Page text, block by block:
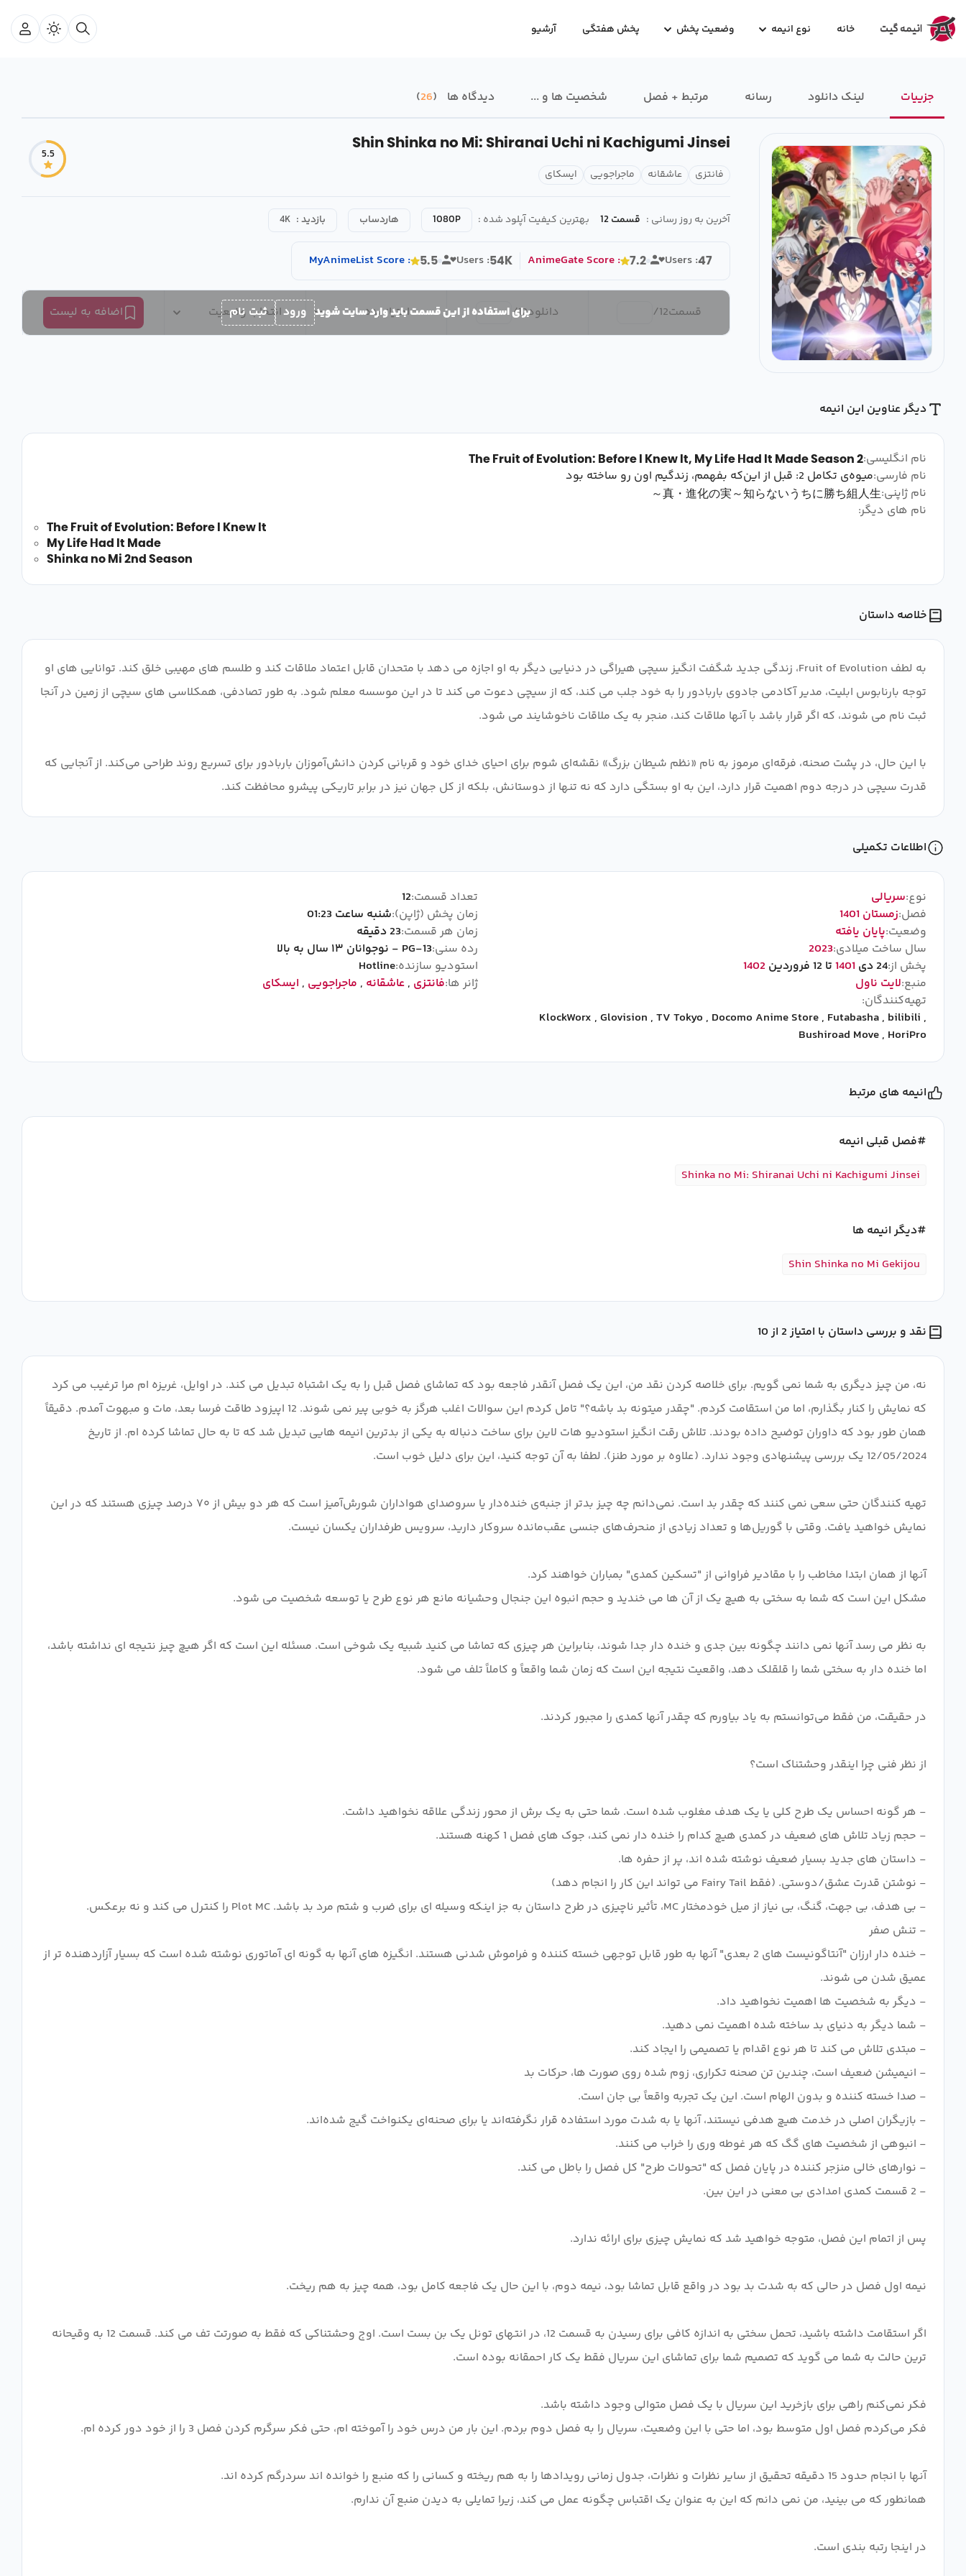
خانه نوع انیمه وضعیت پخش پخش هفتگی آرشیو
جزییات لینک دانلود رسانه‌ مرتبط + فصل شخصیت ها و ... دیدگاه ها 26
Shin Shinka no Mi: Shiranai Uchi ni Kachigumi Jinsei
فانتزی عاشقانه ماجراجویی ایسکای
5.5
آخرین به روز رسانی : قسمت 12 بهترین کیفیت آپلود شده : 1080P هاردساب بازدید : 4K
MyAnimeListScore : 5.5 Users :54K AnimeGateScore : 7.2 Users :47
قسمت12
/ دانلود12
/ امتیاز بده انتخاب وضعیت اضافه به لیست برای استفاده از این قسمت باید وارد سایت شوید ورود ثبت نام
دیگر عناوین این انیمه
نام انگلیسی:The Fruit of Evolution: Before I Knew It, My Life Had It Made Season 2
نام فارسی:میوه‌ی تکامل 2: قبل از این‌که بفهمم، زندگیم اون رو ساخته بود
نام ژاپنی:真・進化の実～知らないうちに勝ち組人生～
نام های دیگر:
The Fruit of Evolution: Before I Knew It
My Life Had It Made
Shinka no Mi 2nd Season
خلاصه داستان
به لطف Fruit of Evolution، زندگی جدید شگفت انگیز سیچی هیراگی در دنیایی دیگر به او اجازه می دهد با متحدان قابل اعتماد ملاقات کند و طلسم های مهیبی خلق کند. توانایی های او
توجه بارنابوس ابلیت، مدیر آکادمی جادوی باربادور را به خود جلب می کند، که از سیچی دعوت می کند تا در این موسسه معلم شود. به طور تصادفی، همکلاسی های سیچی از زمین در آنجا
با این حال، در پشت صحنه، فرقه‌ای مرموز به نام «نظم شیطان بزرگ» نقشه‌ای شوم برای احیای خدای خود و قربانی کردن دانش‌آموزان باربادور برای تسریع روند طراحی می‌کند. از آنجایی که
قدرت سیچی در درجه دوم اهمیت قرار دارد، این به او بستگی دارد که نه تنها از دوستانش، بلکه از کل جهان نیز در برابر تاریکی پیشرو محافظت کند.
اطلاعات تکمیلی
نوع:سریالی
فصل:زمستان 1401
وضعیت:پایان یافته
سال ساخت میلادی:2023
پخش از:24 دی 1401 تا 12 فروردین
1402
منبع:لایت ناول
تهیه‌کنندگان:
KlockWorx , Glovision , TV Tokyo , Docomo Anime Store , Futabasha , bilibili ,
Bushiroad Move , HoriPro
تعداد قسمت:12
زمان پخش (ژاپن):شنبه ساعت 01:23
زمان هر قسمت:23 دقیقه
رده سنی:PG-13 - نوجوانان ۱۳ سال به بالا
استودیو سازنده:Hotline
ژانر ها:فانتزی ,عاشقانه , ماجراجویی , ایسکای
انیمه های مرتبط
فصل قبلی انیمه
Shinka no Mi: Shiranai Uchi ni Kachigumi Jinsei
دیگر انیمه ها
Shin Shinka no Mi Gekijou
نقد و بررسی داستان با امتیاز 2 از 10
نه، من چیز دیگری به شما نمی گویم. برای خلاصه کردن نقد من، این یک فصل آنقدر فاجعه بود که تماشای فصل قبل را به یک اشتباه تبدیل می کند. در اوایل، غریزه ام مرا ترغیب می کرد
که نمایش را کنار بگذارم، اما من استقامت کردم. "چقدر میتونه بد باشه؟" تامل کردم این سوالات اغلب هرگز به خوبی پیر نمی شوند. 12 اپیزود طاقت فرسا بعد، مات و مبهوت آمدم. دقیقاً
همان طور بود که داوران توضیح داده بودند. تلاش رقت انگیز استودیو هات لاین برای ساخت دنباله به یکی از بدترین انیمه هایی تبدیل شد که تا به حال تماشا کرده ام. از تاریخ
تهیه کنندگان حتی سعی نمی کنند که چقدر بد است. نمی‌دانم چه چیز بدتر از جنبه‌ی خنده‌دار یا سروصدای هواداران شورش‌آمیز است که هر دو بیش از ۷۰ درصد چیزی هستند که در این
به نظر می رسد آنها نمی دانند چگونه بین جدی و خنده دار جدا شوند، بنابراین هر چیزی که تماشا می کنید شبیه یک شوخی است. مسئله این است که اگر هیچ چیز نتیجه ای نداشته باشد،
- خنده دار ارزان "آنتاگونیست های 2 بعدی" آنها به طور قابل توجهی خسته کننده و فراموش شدنی هستند. انگیزه های آنها به گونه ای آماتوری نوشته شده است که بسیار آزاردهنده تر از
اگر استقامت داشته باشید، تحمل سختی به اندازه کافی برای رسیدن به قسمت 12، در انتهای تونل یک بن بست است. اوج وحشتناکی که فقط به صورتت تف می کند. قسمت 12 به وقیحانه